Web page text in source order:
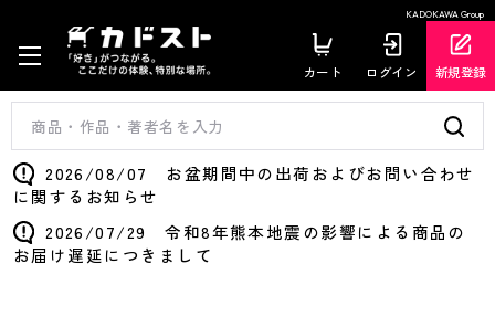
KADOKAWA Group
カート ログイン 新規登録
2026/08/07 お盆期間中の出荷およびお問い合わせ
に関するお知らせ
2026/07/29 令和8年熊本地震の影響による商品の
お届け遅延につきまして